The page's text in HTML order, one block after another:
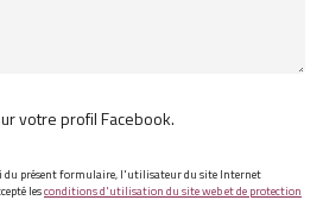
votre profil Facebook.
du présent formulaire, l'utilisateur du site Internet
lesconditions d'utilisation du site web et de protection